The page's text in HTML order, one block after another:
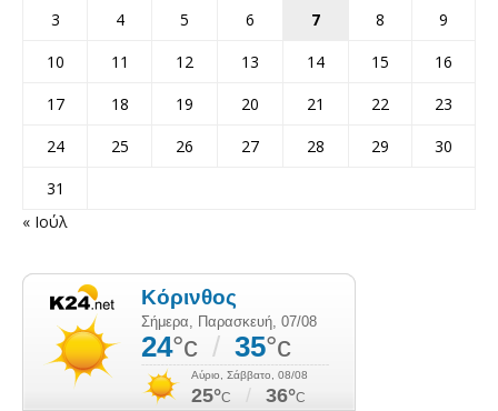
3
4 5 6 7 8
9
10
11 12 13 14 15
16
17
18 19 20 21 22
23
24
25 26 27 28 29
30
31
« Ιούλ